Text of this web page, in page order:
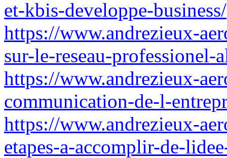
et-kbis-developpe-business/
https://www.andrezieux-
sur-le-reseau-professionel-
https://www.andrezieux-
communication-de-l-
https://www.andrezieux-
etapes-a-accomplir-de-